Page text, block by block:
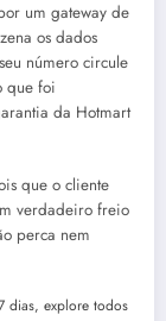
um gateway de
os dados
número circule
que foi
da Hotmart
que o cliente
verdadeiro freio
perca nem
dias, explore todos